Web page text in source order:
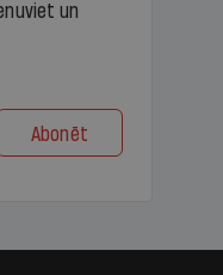
un
Abonēt